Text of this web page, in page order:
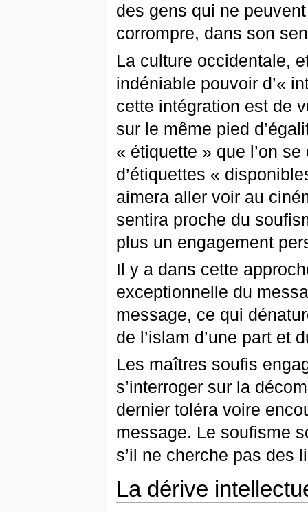
des gens qui ne
corrompre, dans son
La culture occidentale,
indéniable pouvoir d’«
cette intégration est de
sur le même pied
« étiquette » que l’on
d’étiquettes «
aimera aller voir au
sentira proche du
plus un engagement
Il y a dans cette
exceptionnelle du
message, ce qui
de l’islam d’une part et
Les maîtres soufis
s’interroger sur la
dernier toléra voire
message. Le soufisme
s’il ne cherche pas des
La dérive